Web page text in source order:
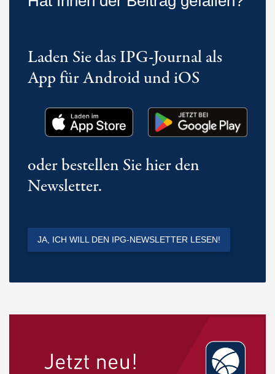
Laden Sie das IPG-Journal als
App für Android und iOS
oder bestellen Sie hier den
Newsletter.
JA, ICH WILL DEN IPG-NEWSLETTER LESEN!